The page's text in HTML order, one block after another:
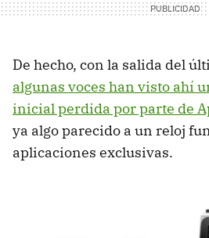
De hecho, con la salida del
algunas voces han visto ahí
inicial perdida por parte de
ya algo parecido a un reloj
aplicaciones exclusivas.